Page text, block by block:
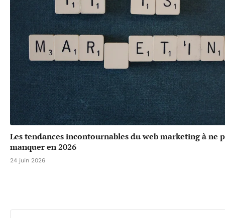
Les tendances incontournables du web marketing à ne
manquer en 2026
24 juin 2026